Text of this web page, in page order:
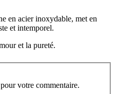
en acier inoxydable, met en
et intemporel.
et la pureté.
votre commentaire.